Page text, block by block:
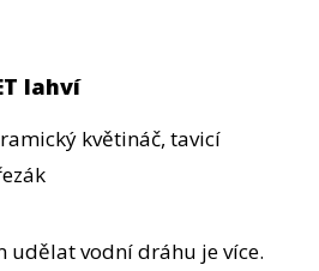
lahví
květináč, tavicí
udělat vodní dráhu je více.